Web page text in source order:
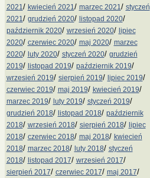
2021 / kwiecień 2021 / marzec 2021 / styczeń
2021 / grudzień 2020/ listopad 2020/
październik 2020/ wrzesień 2020/ lipiec
2020/ czerwiec 2020/ maj 2020/ marzec
2020/ luty 2020/ styczeń 2020/ grudzień
2019/ listopad 2019/ październik 2019/
wrzesień 2019/ sierpień 2019/ lipiec 2019/
czerwiec 2019/ maj 2019/ kwiecień 2019/
marzec 2019/ luty 2019/ styczeń 2019/
grudzień 2018/ listopad 2018/ październik
2018/ wrzesień 2018/ sierpień 2018/ lipiec
2018/ czerwiec 2018/ maj 2018/ kwiecień
2018/ marzec 2018/ luty 2018/ styczeń
2018/ listopad 2017/ wrzesień 2017/
sierpień 2017/ czerwiec 2017/ maj 2017/